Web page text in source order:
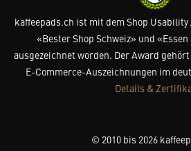
kaffeepads.ch ist mit dem Shop
«Bester Shop Schweiz» und
ausgezeichnet worden. Der Award
E-Commerce-Auszeichnungen im
Details &
© 2010 bis 2026